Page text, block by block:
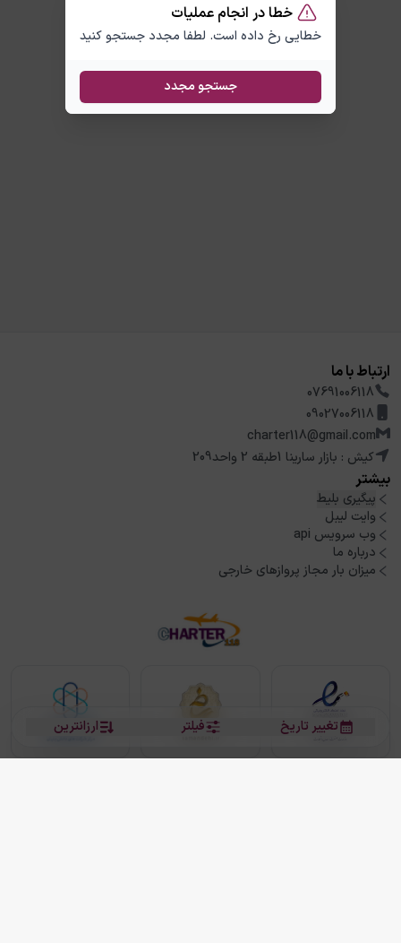
خطا در انجام عملیات
خطایی رخ داده است. لطفا مجدد جستجو کنید
جستجو مجدد
ارزانترین فیلتر تغییر تاریخ
ارتباط با ما
07691006118
09027006118
charter118@gmail.com
کیش : بازار سارینا 1طبقه 2 واحد209
بیشتر
پیگیری بلیط
وایت لیبل
وب سرویس api
درباره ما
میزان بار مجاز پروازهای خارجی